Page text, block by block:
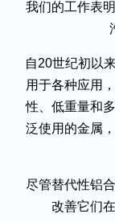
我们的工作表
自20世纪初以
用于各种应用
性、低重量和
泛使用的金属
尽管替代性铝
改善它们